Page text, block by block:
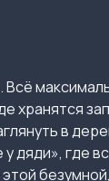
Всё
хранятся
в
дяди», где